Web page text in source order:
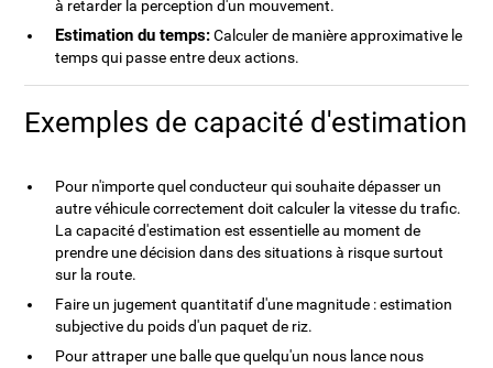
à retarder la perception d'un mouvement.
Estimation du temps:Calculer de manière approximative le
temps qui passe entre deux actions.
Exemples de capacité d'estimation
Pour n'importe quel conducteur qui souhaite dépasser un
autre véhicule correctement doit calculer la vitesse du trafic.
La capacité d'estimation est essentielle au moment de
prendre une décision dans des situations à risque surtout
sur la route.
Faire un jugement quantitatif d'une magnitude : estimation
subjective du poids d'un paquet de riz.
Pour attraper une balle que quelqu'un nous lance nous